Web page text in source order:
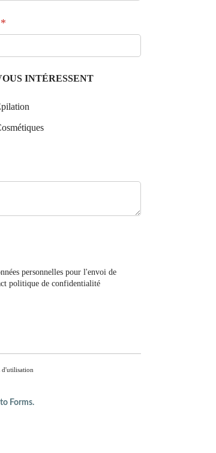
*
(requis)
INTÉRESSENT
personnelles pour l'envoi de
politique de confidentialité
d'utilisation
Forms.